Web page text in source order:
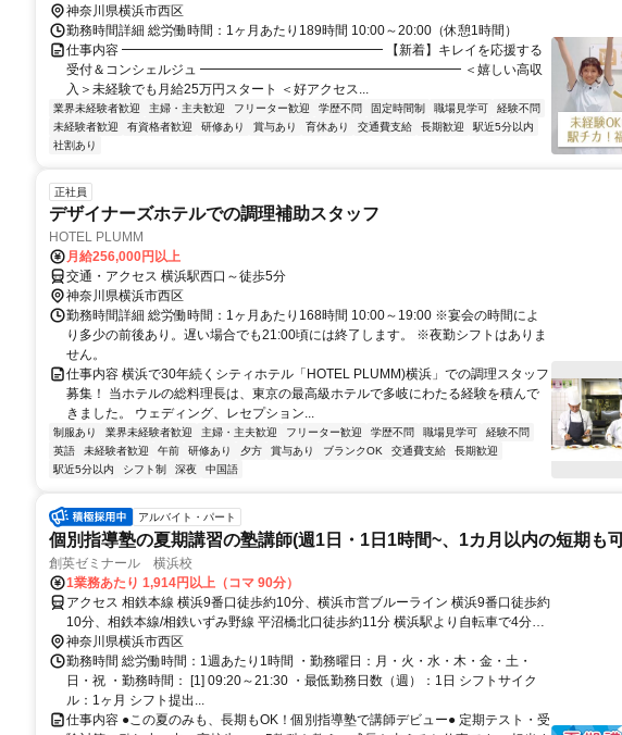
神奈川県横浜市西区
勤務時間詳細 総労働時間：1ヶ月あたり189時間 10:00～20:00（休憩1時間）
仕事内容 ━━━━━━━━━━━━━━━━━━━━ 【新着】キレイを応援する
受付＆コンシェルジュ ━━━━━━━━━━━━━━━━━━━━ ＜嬉しい高収
入＞未経験でも月給25万円スタート ＜好アクセス...
業界未経験者歓迎 主婦・主夫歓迎 フリーター歓迎 学歴不問 固定時間制 職場見学可
経験不問
未経験者歓迎
有資格者歓迎 研修あり 賞与あり 育休あり 交通費支給 長期歓迎
駅近5分以内
社割あり
正社員
デザイナーズホテルでの調理補助スタッフ
HOTEL PLUMM
月給256,000円以上
交通・アクセス 横浜駅西口～徒歩5分
神奈川県横浜市西区
勤務時間詳細 総労働時間：1ヶ月あたり168時間 10:00～19:00 ※宴会の時間によ
り多少の前後あり。遅い場合でも21:00頃には終了します。 ※夜勤シフトはありま
せん。
仕事内容 横浜で30年続くシティホテル「HOTEL PLUMM)横浜」での調理スタッフ
募集！ 当ホテルの総料理長は、東京の最高級ホテルで多岐にわたる経験を積んで
きました。 ウェディング、レセプション...
制服あり 業界未経験者歓迎 主婦・主夫歓迎 フリーター歓迎 学歴不問 職場見学可
経験不問
英語
未経験者歓迎 午前 研修あり 夕方 賞与あり ブランクOK 交通費支給
長期歓迎
駅近5分以内
シフト制 深夜 中国語
アルバイト・パート
個別指導塾の夏期講習の塾講師(週1日・1日1時間~、1カ月以内の短期も
創英ゼミナール 横浜校
1業務あたり 1,914円以上（コマ 90分）
アクセス 相鉄本線 横浜9番口徒歩約10分、横浜市営ブルーライン 横浜9番口徒歩約
10分、相鉄本線/相鉄いずみ野線 平沼橋北口徒歩約11分 横浜駅より自転車で4分、
横浜駅より自転車で4分、平沼橋駅より自転車で5分
神奈川県横浜市西区
勤務時間 総労働時間：1週あたり1時間 ・勤務曜日：月・火・水・木・金・土・
日・祝 ・勤務時間： [1] 09:20～21:30 ・最低勤務日数（週）：1日 シフトサイク
ル：1ヶ月 シフト提出...
仕事内容 ●この夏のみも、長期もOK！個別指導塾で講師デビュー● 定期テスト・受